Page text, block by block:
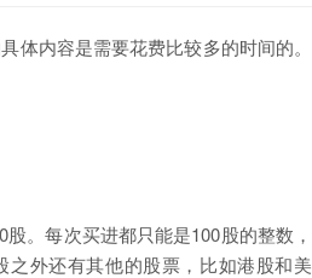
体内容是需要花费比较多的时间的。
。每次买进都只能是100股的整数，
外还有其他的股票，比如港股和美